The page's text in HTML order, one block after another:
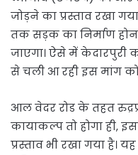
जोड़ने का प्रस्ताव रखा
तक सड़क का निर्माण
जाएगा। ऐसे में
से चली आ रही इस मांग
आल वेदर रोड के तहत
कायाकल्प तो होगा ही,
प्रस्ताव भी रखा गया है।